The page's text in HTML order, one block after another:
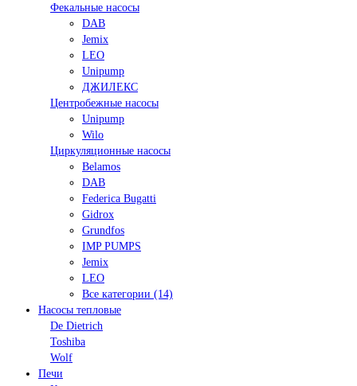
Фекальные насосы
DAB
Jemix
LEO
Unipump
ДЖИЛЕКС
Центробежные насосы
Unipump
Wilo
Циркуляционные насосы
Belamos
DAB
Federica Bugatti
Gidrox
Grundfos
IMP PUMPS
Jemix
LEO
Все категории (14)
Насосы тепловые
De Dietrich
Toshiba
Wolf
Печи